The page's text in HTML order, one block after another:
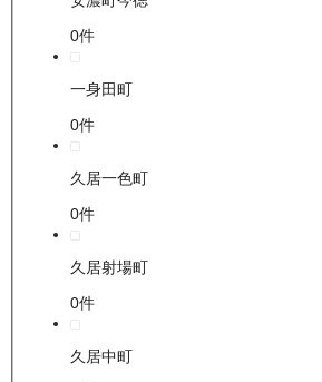
0件
一身田町
0件
久居一色町
0件
久居射場町
0件
久居中町